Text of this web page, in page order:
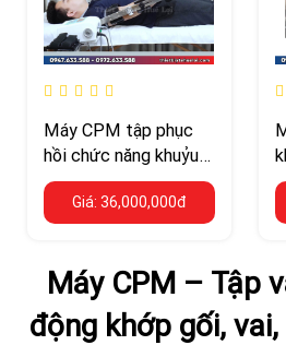
Máy CPM tập phục
hồi chức năng khuỷu
tay và khớp vai
Giá: 36,000,000đ
Máy CPM – Tập
động khớp gối,